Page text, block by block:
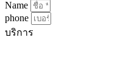
Name
phone
บริการ